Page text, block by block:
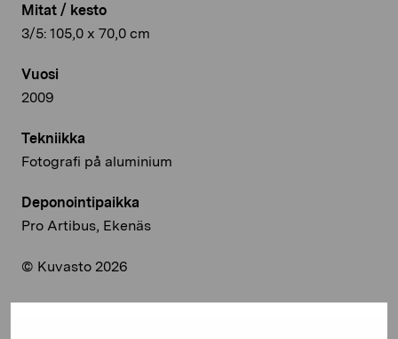
Mitat / kesto
3/5: 105,0 x 70,0 cm
Vuosi
2009
Tekniikka
Fotografi på aluminium
Deponointipaikka
Pro Artibus, Ekenäs
© Kuvasto 2026